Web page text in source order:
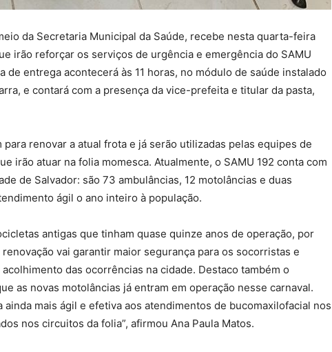
da Secretaria Municipal da Saúde, recebe nesta quarta-feira
irão reforçar os serviços de urgência e emergência do SAMU
de entrega acontecerá às 11 horas, no módulo de saúde instalado
e contará com a presença da vice-prefeita e titular da pasta,
renovar a atual frota e já serão utilizadas pelas equipes de
irão atuar na folia momesca. Atualmente, o SAMU 192 conta com
de Salvador: são 73 ambulâncias, 12 motolâncias e duas
ágil o ano inteiro à população.
antigas que tinham quase quinze anos de operação, por
vai garantir maior segurança para os socorristas e
das ocorrências na cidade. Destaco também o
as novas motolâncias já entram em operação nesse carnaval.
mais ágil e efetiva aos atendimentos de bucomaxilofacial nos
nos circuitos da folia”, afirmou Ana Paula Matos.